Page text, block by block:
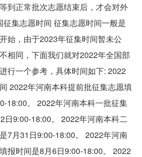
到正常批次志愿结束后，才会对外
集志愿时间 征集志愿时间一般是
始，由于2023年征集时间暂未公
相同，下面我们就对2022年全国部
行一个参考，具体时间如下: 2022
2022年河南本科提前批征集志愿填
18:00。 2022年河南本科一批征集
日9:00-18:00。 2022年河南本科二
7月31日9:00-18:00。 2022年河南
报时间是8月6日9:00-18:00。 2022